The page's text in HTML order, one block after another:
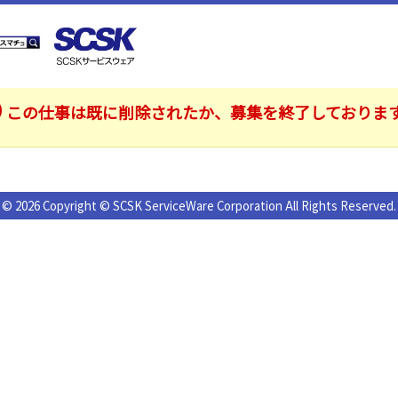
この仕事は既に削除されたか、募集を終了しておりま
© 2026 Copyright © SCSK ServiceWare Corporation All Rights Reserved.